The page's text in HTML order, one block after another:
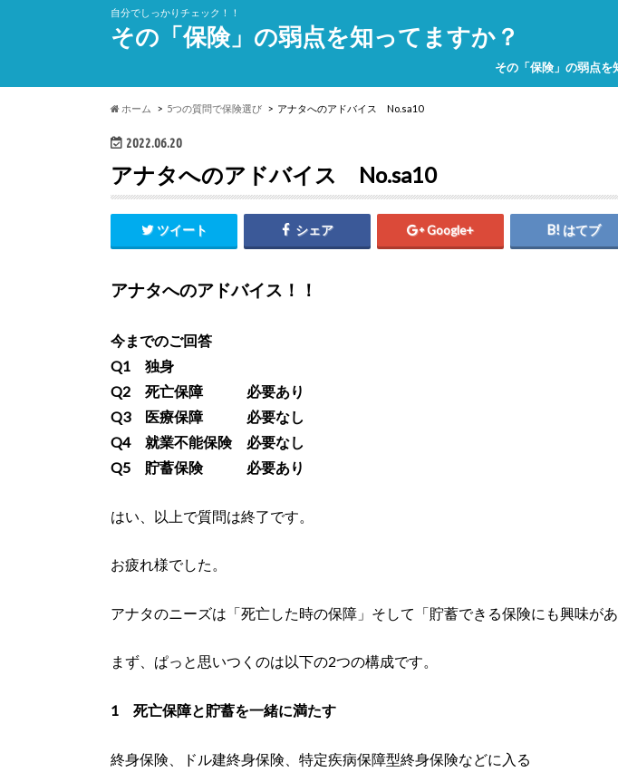
自分でしっかりチェック！！
その「保険」の弱点を知ってますか？
その「保険」の弱点を
ホーム 5つの質問で保険選び アナタへのアドバイス No.sa10
2022.06.20
アナタへのアドバイス No.sa10
ツイート シェア Google+ はてブ
アナタへのアドバイス！！
今までのご回答
Q1 独身
Q2 死亡保障 必要あり
Q3 医療保障 必要なし
Q4 就業不能保険 必要なし
Q5 貯蓄保険 必要あり
はい、以上で質問は終了です。
お疲れ様でした。
アナタのニーズは「死亡した時の保障」そして「貯蓄できる保険にも興味があ
まず、ぱっと思いつくのは以下の2つの構成です。
1 死亡保障と貯蓄を一緒に満たす
終身保険、ドル建終身保険、特定疾病保障型終身保険などに入る